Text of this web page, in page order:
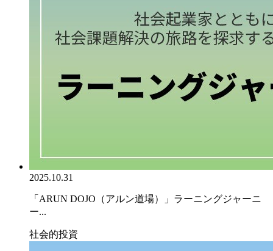
2025.10.31
「ARUN DOJO（アルン道場）」ラーニングジャーニ
ー...
社会的投資